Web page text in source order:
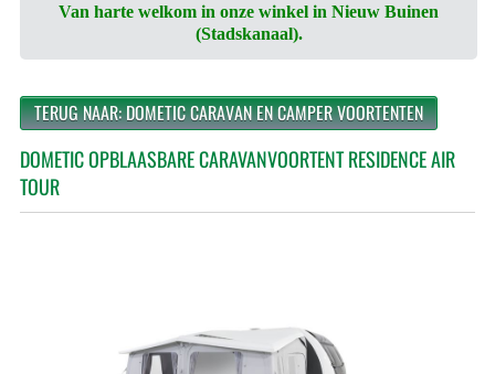
Van harte welkom in onze winkel in Nieuw Buinen
(Stadskanaal).
TERUG NAAR: DOMETIC CARAVAN EN CAMPER VOORTENTEN
DOMETIC OPBLAASBARE CARAVANVOORTENT RESIDENCE AIR
TOUR